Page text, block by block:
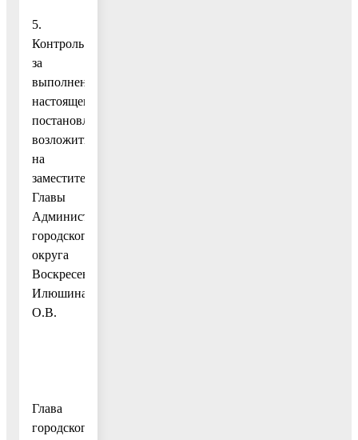
5.
Контроль
за
выполнением
настоящего
постановления
возложить
на
заместителя
Главы
Администрации
городского
округа
Воскресенск
Илюшина
О.В.
Глава
городского